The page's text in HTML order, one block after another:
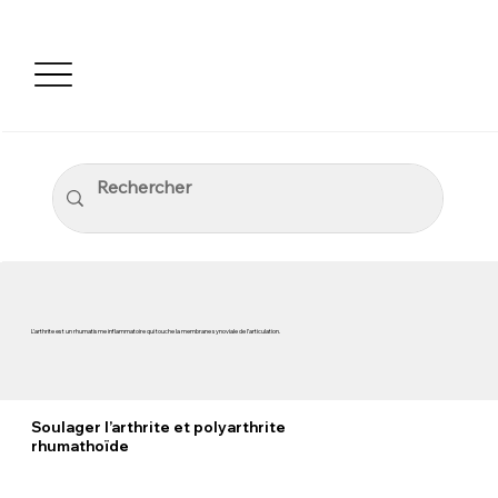
L’arthrite est un rhumatisme inflammatoire qui touche la membrane synoviale de l’articulation.
Soulager l’arthrite et polyarthrite
rhumathoïde